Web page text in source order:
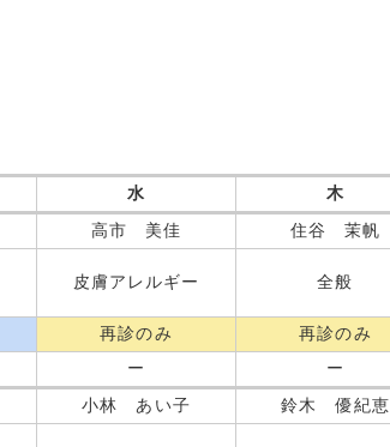
水 木
高市 美佳 住谷 茉帆
皮膚アレルギー 全般
再診のみ 再診のみ
ー ー
小林 あい子 鈴木 優紀恵